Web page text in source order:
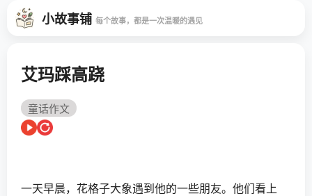
小故事铺 每个故事，都是一次温暖的遇见
艾玛踩高跷
童话作文
一天早晨，花格子大象遇到他的一些朋友。他们看上